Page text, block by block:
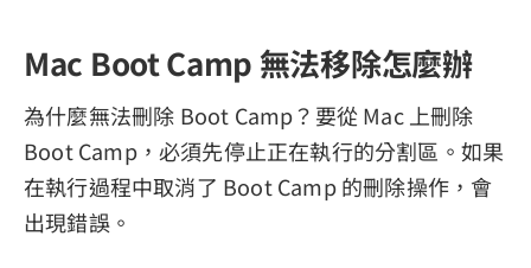
Mac Boot Camp 無法移除怎麼辦
為什麼無法刪除 Boot Camp？要從 Mac 上刪除
Boot Camp，必須先停止正在執行的分割區。如果
在執行過程中取消了 Boot Camp 的刪除操作，會
出現錯誤。